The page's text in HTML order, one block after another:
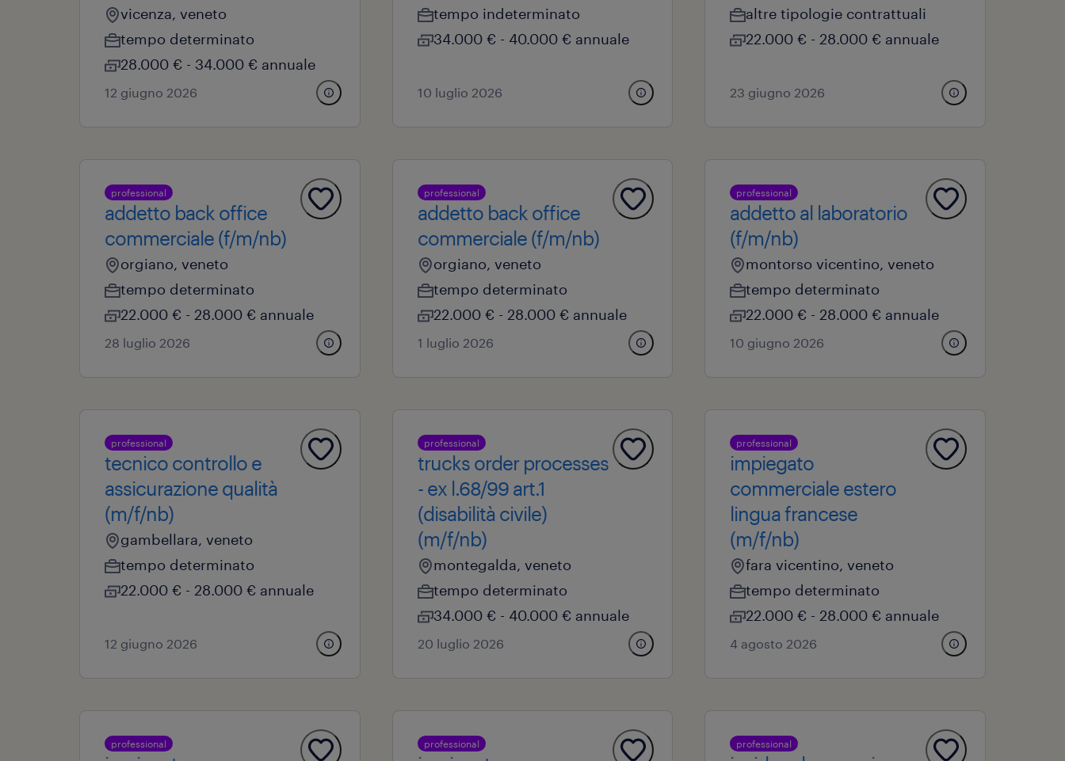
vicenza, veneto
tempo determinato
28.000 € - 34.000 € annuale
12 giugno 2026
tempo indeterminato
34.000 € - 40.000 € annuale
10 luglio 2026
altre tipologie contrattuali
22.000 € - 28.000 € annuale
23 giugno 2026
professional
addetto back office
commerciale (f/m/nb)
orgiano, veneto
tempo determinato
22.000 € - 28.000 € annuale
28 luglio 2026
professional
addetto back office
commerciale (f/m/nb)
orgiano, veneto
tempo determinato
22.000 € - 28.000 € annuale
1 luglio 2026
professional
addetto al laboratorio
(f/m/nb)
montorso vicentino, veneto
tempo determinato
22.000 € - 28.000 € annuale
10 giugno 2026
professional
tecnico controllo e
assicurazione qualità
(m/f/nb)
gambellara, veneto
tempo determinato
22.000 € - 28.000 € annuale
12 giugno 2026
professional
trucks order processes
- ex l.68/99 art.1
(disabilità civile)
(m/f/nb)
montegalda, veneto
tempo determinato
34.000 € - 40.000 € annuale
20 luglio 2026
professional
impiegato
commerciale estero
lingua francese
(m/f/nb)
fara vicentino, veneto
tempo determinato
22.000 € - 28.000 € annuale
4 agosto 2026
professional professional professional